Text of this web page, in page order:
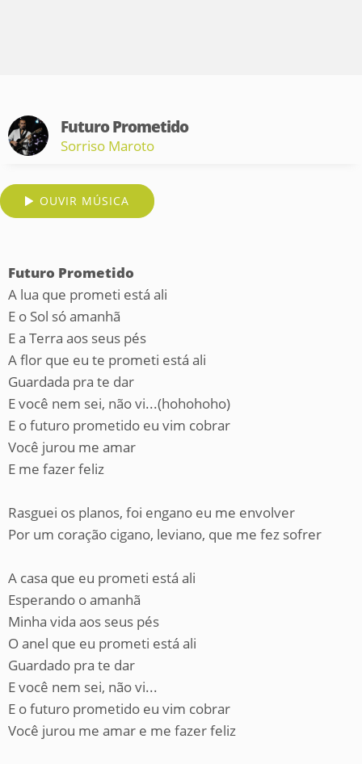
Futuro Prometido
Sorriso Maroto
OUVIR MÚSICA
Futuro Prometido
A lua que prometi está ali
E o Sol só amanhã
E a Terra aos seus pés
A flor que eu te prometi está ali
Guardada pra te dar
E você nem sei, não vi...(hohohoho)
E o futuro prometido eu vim cobrar
Você jurou me amar
E me fazer feliz
Rasguei os planos, foi engano eu me envolver
Por um coração cigano, leviano, que me fez sofrer
A casa que eu prometi está ali
Esperando o amanhã
Minha vida aos seus pés
O anel que eu prometi está ali
Guardado pra te dar
E você nem sei, não vi...
E o futuro prometido eu vim cobrar
Você jurou me amar e me fazer feliz